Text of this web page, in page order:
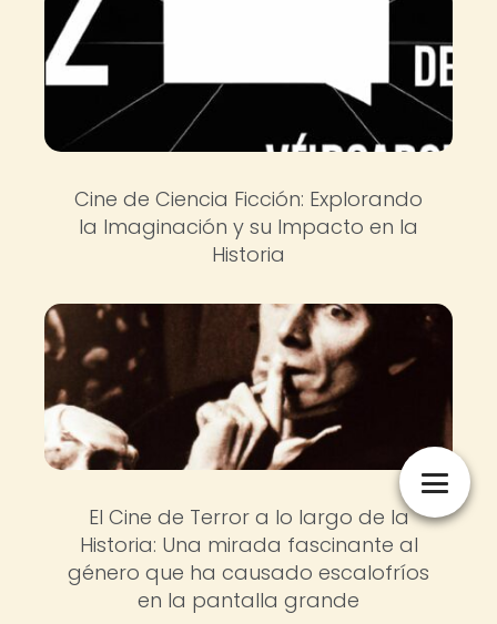
Cine de Ciencia Ficción: Explorando
la Imaginación y su Impacto en la
Historia
El Cine de Terror a lo largo de la
Historia: Una mirada fascinante al
género que ha causado escalofríos
en la pantalla grande